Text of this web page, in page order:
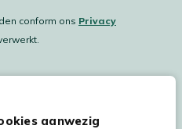
aanwezig
conform ons Privacy